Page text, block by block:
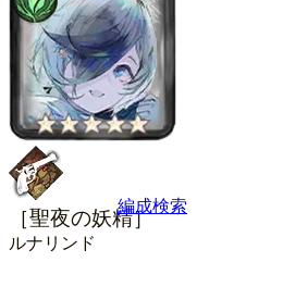
［聖夜の妖精］
ルナリンド
編成検索